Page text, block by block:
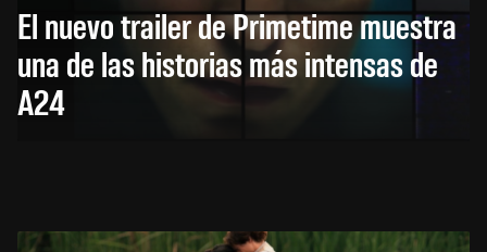
El nuevo trailer de Primetime muestra
una de las historias más intensas de
A24